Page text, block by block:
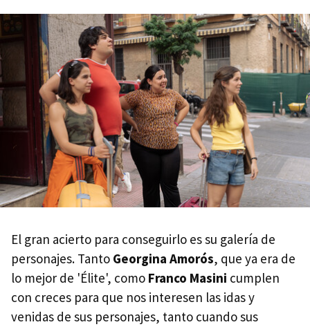
El gran acierto para conseguirlo es su galería de
personajes. Tanto Georgina Amorós, que ya era de
lo mejor de 'Élite', como Franco Masini cumplen
con creces para que nos interesen las idas y
venidas de sus personajes, tanto cuando sus